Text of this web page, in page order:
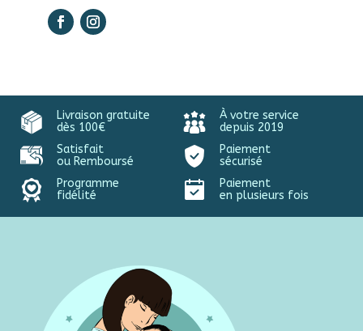
Livraison gratuite
dès 100€
À votre service
depuis 2019
Satisfait
ou Remboursé
Paiement
sécurisé
Programme
fidélité
Paiement
en plusieurs fois